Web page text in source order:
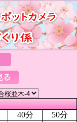
40分
50分